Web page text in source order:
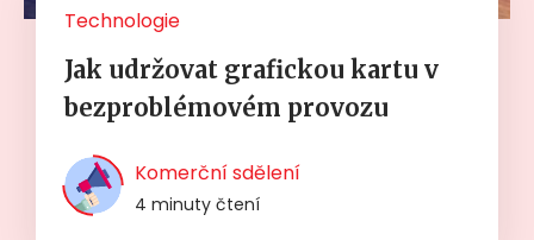
Technologie
Jak udržovat grafickou kartu v
bezproblémovém provozu
Komerční sdělení
4 minuty čtení